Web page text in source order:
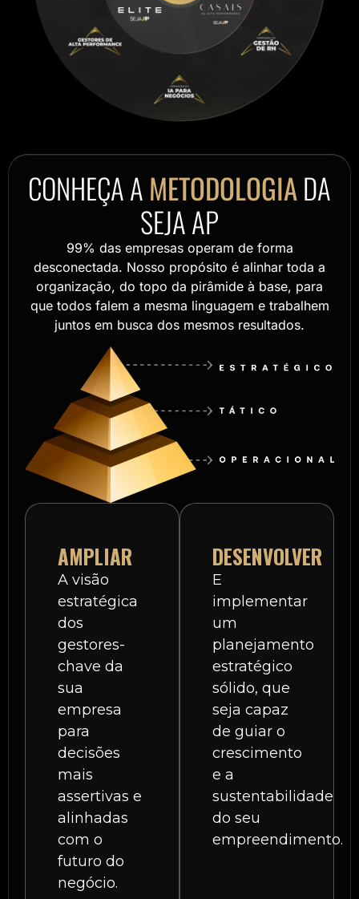
CONHEÇA AMETODOLOGIADA
SEJA AP
99% das empresas operam de forma
desconectada. Nosso propósito é alinhar toda a
organização, do topo da pirâmide à base, para
que todos falem a mesma linguagem e trabalhem
juntos em busca dos mesmos resultados.
AMPLIAR
A visão
estratégica
dos
gestores-
chave da
sua
empresa
para
decisões
mais
assertivas e
alinhadas
com o
futuro do
negócio.
DESENVOLVER
E
implementar
um
planejamento
estratégico
sólido, que
seja capaz
de guiar o
crescimento
e a
sustentabilidade
do seu
empreendimento.